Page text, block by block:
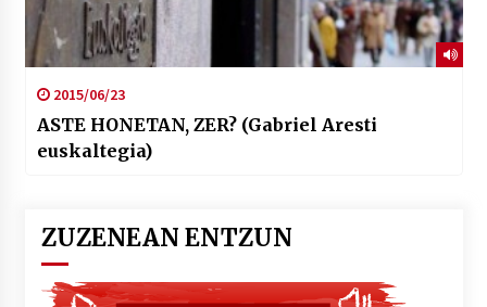
2015/06/23
ASTE HONETAN, ZER? (Gabriel Aresti
euskaltegia)
ZUZENEAN ENTZUN